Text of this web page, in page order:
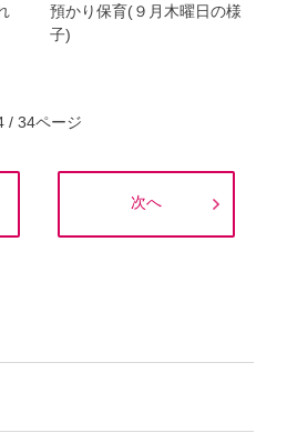
預かり保育(９月木曜日の様
子)
/ 34ページ
次へ